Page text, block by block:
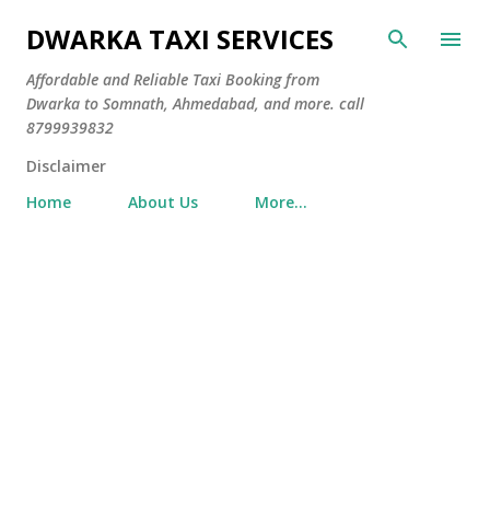
Skip to main content
DWARKA TAXI SERVICES
Affordable and Reliable Taxi Booking from
Dwarka to Somnath, Ahmedabad, and more. call
8799939832
Disclaimer
Home
About Us More…